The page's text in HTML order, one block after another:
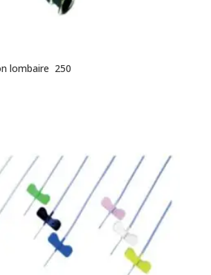
lombaire 250